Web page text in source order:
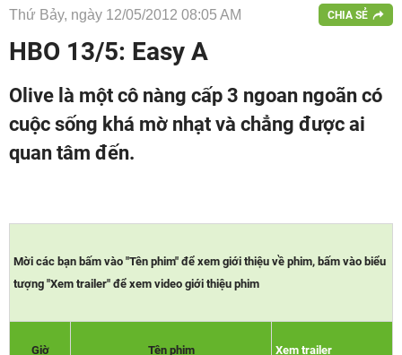
Thứ Bảy, ngày 12/05/2012 08:05 AM CHIA SẺ
HBO 13/5: Easy A
Olive là một cô nàng cấp 3 ngoan ngoãn có
cuộc sống khá mờ nhạt và chẳng được ai
quan tâm đến.
Mời các bạn bấm vào "Tên phim" để xem giới thiệu về phim, bấm vào biểu
tượng "Xem trailer" để xem video giới thiệu phim
Giờ Tên phim Xem trailer